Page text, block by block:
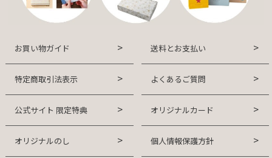
お買い物ガイド 送料とお支払い
特定商取引法表示 よくあるご質問
公式サイト 限定特典 オリジナルカード
オリジナルのし 個人情報保護方針